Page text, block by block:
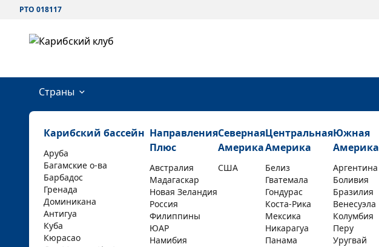
РТО 018117
Страны
Карибский бассейн
Аруба
Багамские о-ва
Барбадос
Гренада
Доминикана
Антигуа
Куба
Кюрасао
Направления
Плюс
Австралия
Мадагаскар
Новая Зеландия
Россия
Филиппины
ЮАР
Намибия
Северная
Америка
США
Центральная
Америка
Белиз
Гватемала
Гондурас
Коста-Рика
Мексика
Никарагуа
Панама
Южная
Америка
Аргентина
Боливия
Бразилия
Венесуэла
Колумбия
Перу
Уругвай